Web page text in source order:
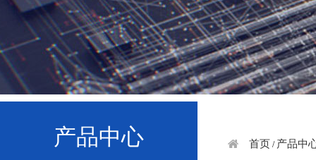
产品中心 首页 / 产品中